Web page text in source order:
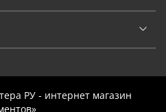
РУ - интернет магазин